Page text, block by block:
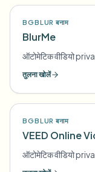
BGBLUR बनाम
BlurMe
ऑटोमेटिक वीडियो
तुलना खोलें
BGBLUR बनाम
VEED Online
ऑटोमेटिक वीडियो